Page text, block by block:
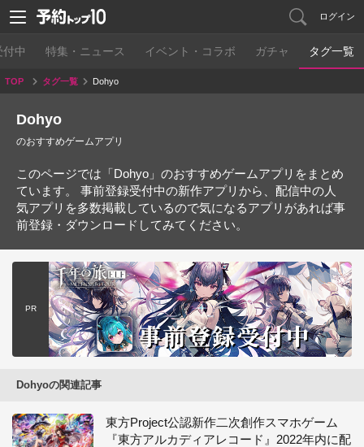
ログイン
中 特集・ニュース イベント・コラボ ガチャ タグ一覧
TOP タグ一覧 Dohyo
Dohyo
のおすすめゲームアプリ
このページでは「Dohyo」のおすすめゲームアプリをまとめ
ています。 事前登録受付中の新作アプリから、配信中の人
気アプリを多数掲載しているので気になるアプリがあれば事
前登録・ダウンロードしてみてください。
PR
Dohyoの関連記事
東方Project公認新作二次創作スマホゲーム
『東方アルカディアレコード』2022年内に配